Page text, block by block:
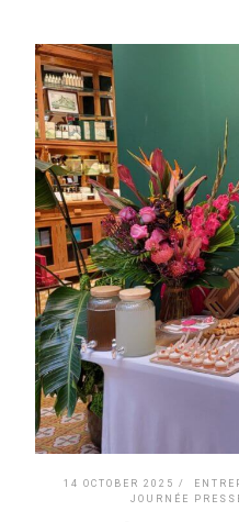
14 OCTOBER 2025 /
JOURNÉE